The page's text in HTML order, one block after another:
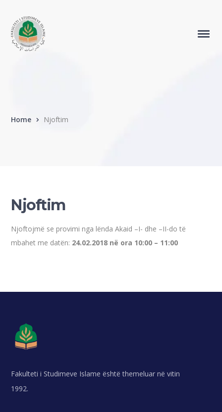
Home Njoftim
Njoftim
Njoftojmë se provimi nga lënda Akaid –I- dhe –II-do të
mbahet me datën: 24.02.2018 në ora 10:00 – 11:00
Fakulteti i Studimeve Islame është themeluar në vitin
1992.